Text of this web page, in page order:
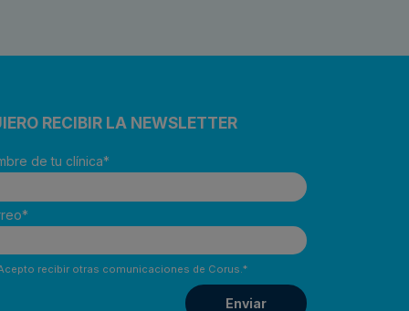
RECIBIR LA NEWSLETTER
de tu clínica*
*
recibir otras comunicaciones de Corus.*